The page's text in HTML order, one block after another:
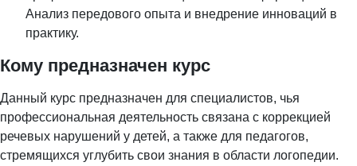
Анализ передового опыта и внедрение инноваций в
практику.
Кому предназначен курс
Данный курс предназначен для специалистов, чья
профессиональная деятельность связана с коррекцией
речевых нарушений у детей, а также для педагогов,
стремящихся углубить свои знания в области логопедии.